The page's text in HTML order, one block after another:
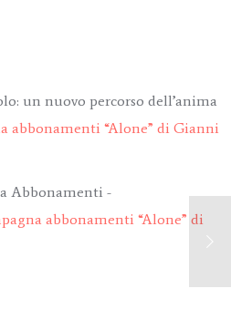
un nuovo percorso dell’anima
abbonamenti “Alone” di Gianni
Abbonamenti -
abbonamenti “Alone” di